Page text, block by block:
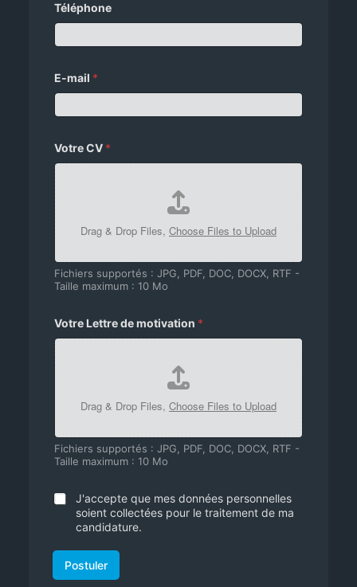
Téléphone
E-mail *
Votre CV *
Drag & Drop Files, Choose Files to Upload
Fichiers supportés : JPG, PDF, DOC, DOCX, RTF -
Taille maximum : 10 Mo
Votre Lettre de motivation *
Drag & Drop Files, Choose Files to Upload
Fichiers supportés : JPG, PDF, DOC, DOCX, RTF -
Taille maximum : 10 Mo
C
s
c
J'accepte que mes données personnelles
soient collectées pour le traitement de ma
candidature.
Postuler